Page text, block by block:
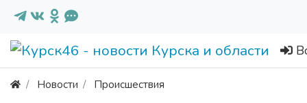
Новости Происшествия